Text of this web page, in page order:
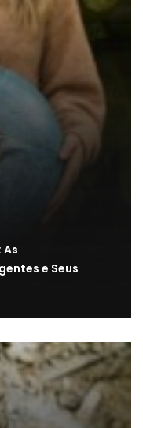
e Seus